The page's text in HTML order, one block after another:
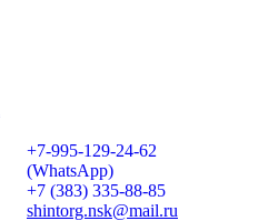
+7-995-129-24-62
(WhatsApp)
+7 (383) 335-88-85
shintorg.nsk@mail.ru